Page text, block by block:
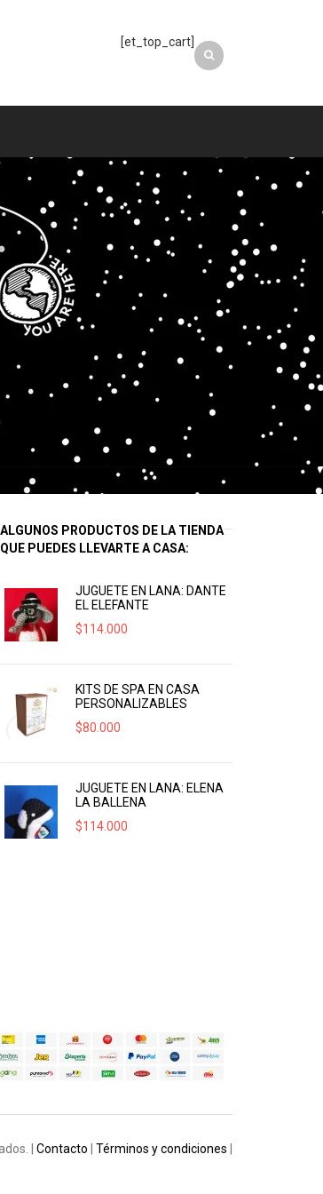
[et_top_cart]
ALGUNOS PRODUCTOS DE LA TIENDA
QUE PUEDES LLEVARTE A CASA:
JUGUETE EN LANA: DANTE
EL ELEFANTE
$114.000
KITS DE SPA EN CASA
PERSONALIZABLES
$80.000
JUGUETE EN LANA: ELENA
LA BALLENA
$114.000
| Contacto Términos y condiciones